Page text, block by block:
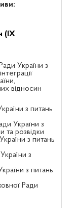
(IX
України з
відносин
з питань
України з
та розвідки
з питань
з
з питань
Ради